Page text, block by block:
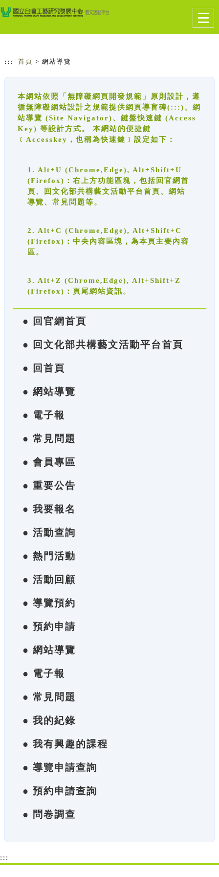
跳到主要內容
網站導覽
::: 首頁 > 網站導覽
本網站依照「無障礙網頁開發規範」原則設計，遵
循無障礙網站設計之規範提供網頁導盲磚(:::)、網
站導覽 (Site Navigator)、鍵盤快速鍵 (Access
Key) 等設計方式。 本網站的便捷鍵
﹝Accesskey，也稱為快速鍵﹞設定如下：
1. Alt+U (Chrome,Edge), Alt+Shift+U
(Firefox)：右上方功能區塊，包括回官網首
頁、回文化部共構藝文活動平台首頁、網站
導覽、常見問題等。
2. Alt+C (Chrome,Edge), Alt+Shift+C
(Firefox)：中央內容區塊，為本頁主要內容
區。
3. Alt+Z (Chrome,Edge), Alt+Shift+Z
(Firefox)：頁尾網站資訊。
● 回官網首頁
● 回文化部共構藝文活動平台首頁
● 回首頁
● 網站導覽
● 電子報
● 常見問題
● 會員專區
● 重要公告
● 我要報名
● 活動查詢
● 熱門活動
● 活動回顧
● 導覽預約
● 預約申請
● 網站導覽
● 電子報
● 常見問題
● 我的紀錄
● 我有興趣的課程
● 導覽申請查詢
● 預約申請查詢
● 問卷調查
:::